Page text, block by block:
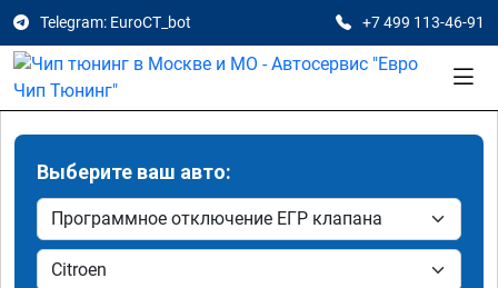
Telegram: EuroCT_bot +7 499 113-46-91
Выберите ваш авто: